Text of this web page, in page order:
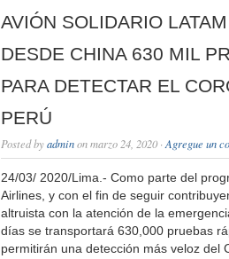
AVIÓN SOLIDARIO
DESDE CHINA 630 MIL
PARA DETECTAR EL
PERÚ
Posted byadminon marzo 24, 2020 · Agregue un
24/03/ 2020/Lima.- Como parte del
Airlines, y con el fin de seguir
altruista con la atención de la
días se transportará 630,000 pruebas
permitirán una detección más veloz del